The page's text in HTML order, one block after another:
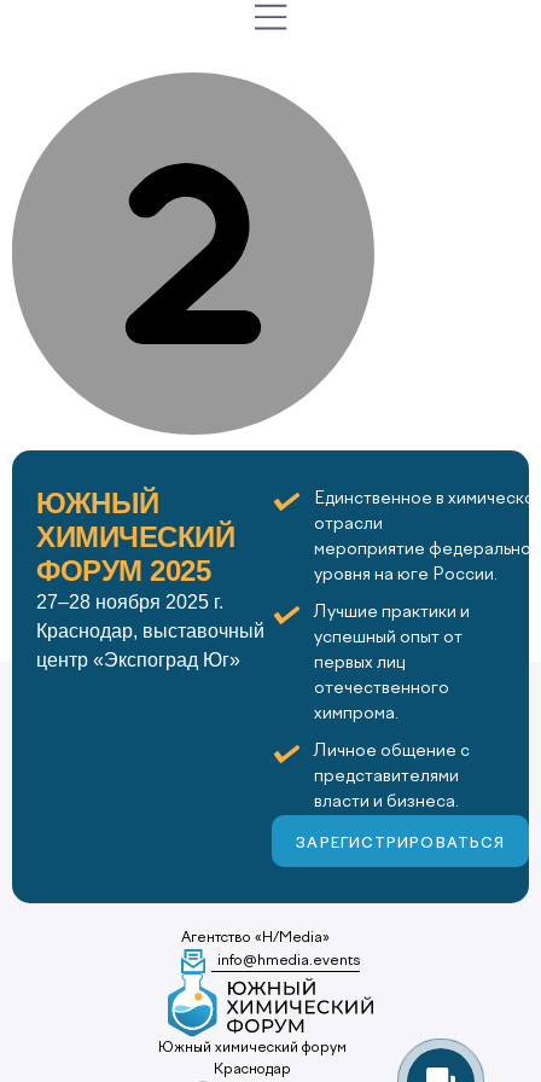
ЮЖНЫЙ
ХИМИЧЕСКИЙ
ФОРУМ 2025
27–28 ноября 2025 г.
Краснодар, выставочный
центр «Экспоград Юг»
Единственное в
отрасли
мероприятие
уровня на юге России.
Лучшие практики и
успешный опыт от
первых лиц
отечественного
химпрома.
Личное общение с
представителями
власти и бизнеса.
ЗАРЕГИСТРИРОВАТЬСЯ
Агентство «H/Media»
info@hmedia.events
Южный химический форум
Краснодар